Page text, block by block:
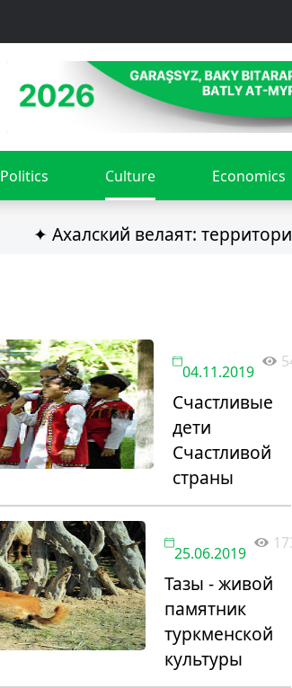
Politics Culture Economics
✦ Ахалский велаят:
04.11.2019
Счастливые
дети
Счастливой
страны
25.06.2019
Тазы - живой
памятник
туркменской
культуры